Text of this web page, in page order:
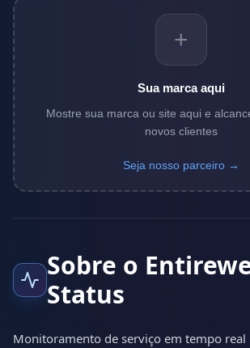
+
Sua marca aqui
Mostre sua marca ou site aqui e
novos clientes
Seja nosso parceiro →
Sobre o
Status
Monitoramento de serviço em tempo real